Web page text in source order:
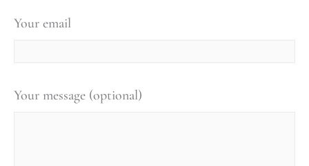
Your email
Your message (optional)